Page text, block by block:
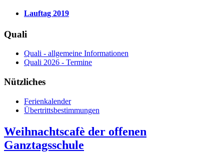
Lauftag 2019
Quali
Quali - allgemeine Informationen
Quali 2026 - Termine
Nützliches
Ferienkalender
Übertrittsbestimmungen
Weihnachtscafè der offenen
Ganztagsschule